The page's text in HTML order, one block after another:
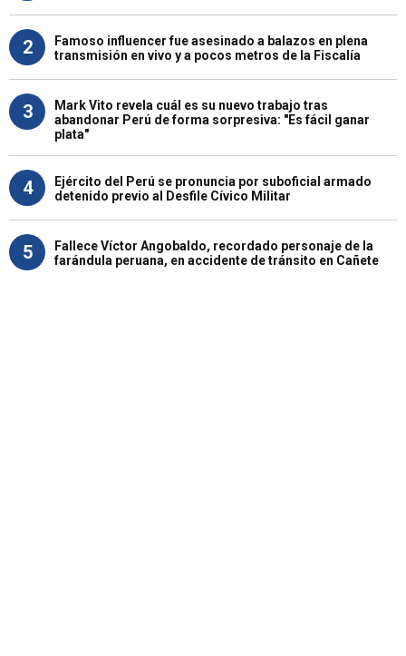
2
Famoso influencer fue asesinado a balazos en plena
transmisión en vivo y a pocos metros de la Fiscalía
3
Mark Vito revela cuál es su nuevo trabajo tras
abandonar Perú de forma sorpresiva: "Es fácil ganar
plata"
4
Ejército del Perú se pronuncia por suboficial armado
detenido previo al Desfile Cívico Militar
5
Fallece Víctor Angobaldo, recordado personaje de la
farándula peruana, en accidente de tránsito en Cañete